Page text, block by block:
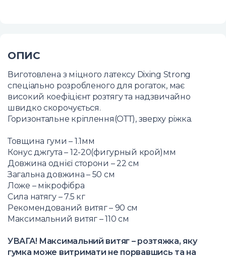
ОПИС
Виготовлена з міцного латексу Dixing Strong
спеціально розробленого для рогаток, має
високий коефіцієнт розтягу та надзвичайно
швидко скорочується.
Горизонтальне кріплення(ОТТ), зверху ріжка.
Товщина гуми – 1.1мм
Конус джгута – 12-20(фигурный крой)мм
Довжина однієї сторони – 22 см
Загальна довжина – 50 см
Ложе – мікрофібра
Сила натягу – 7.5 кг
Рекомендований витяг – 90 см
Максимальний витяг – 110 см
УВАГА! Максимальний витяг – розтяжка, яку
гумка може витримати не порвавшись та на